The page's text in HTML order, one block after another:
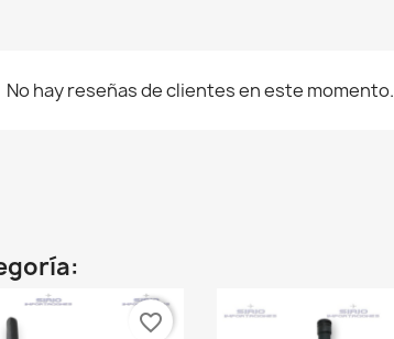
No hay reseñas de clientes en este momento.
favorite_border